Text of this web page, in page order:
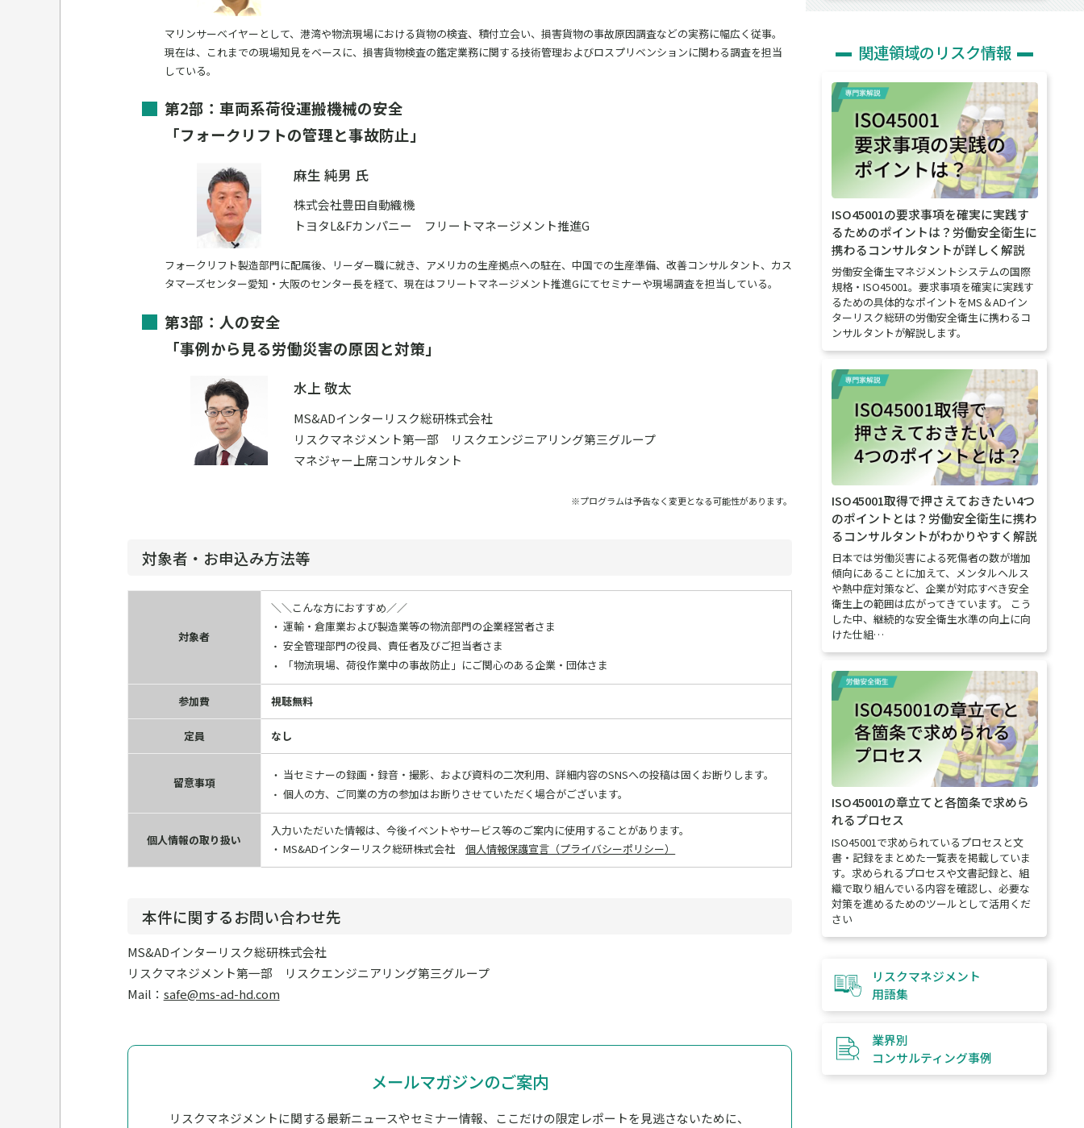
マリンサーベイヤーとして、港湾や物流現場における貨物の検査、積付立会い、損害貨物の事故原因調査などの実務に幅広く従事。
現在は、これまでの現場知見をベースに、損害貨物検査の鑑定業務に関する技術管理およびロスプリベンションに関わる調査を担当
している。
第2部：車両系荷役運搬機械の安全
「フォークリフトの管理と事故防止」
麻生 純男 氏
株式会社豊田自動織機
トヨタL&Fカンパニー フリートマネージメント推進G
フォークリフト製造部門に配属後、リーダー職に就き、アメリカの生産拠点への駐在、中国での生産準備、改善コンサルタント、カス
タマーズセンター愛知・大阪のセンター長を経て、現在はフリートマネージメント推進Gにてセミナーや現場調査を担当している。
第3部：人の安全
「事例から見る労働災害の原因と対策」
水上 敬太
MS&ADインターリスク総研株式会社
リスクマネジメント第一部
リスクエンジニアリング第三グループ
マネジャー上席コンサルタント
※プログラムは予告なく変更となる可能性があります。
対象者・お申込み方法等
対象者
＼＼こんな方におすすめ／／
運輸・倉庫業および製造業等の物流部門の企業経営者さま
安全管理部門の役員、責任者及びご担当者さま
「物流現場、荷役作業中の事故防止」にご関心のある企業・団体さま
参加費 視聴無料
定員 なし
留意事項
当セミナーの録画・録音・撮影、および資料の二次利用、詳細内容のSNSへの投稿は固くお断りします。
個人の方、ご同業の方の参加はお断りさせていただく場合がございます。
個人情報の取り扱い
入力いただいた情報は、今後イベントやサービス等のご案内に使用することがあります。
MS&ADインターリスク総研株式会社個人情報保護宣言（プライバシーポリシー）
本件に関するお問い合わせ先
MS&ADインターリスク総研株式会社
リスクマネジメント第一部
リスクエンジニアリング第三グループ
Mail： safe@ms-ad-hd.com
メールマガジンのご案内
リスクマネジメントに関する最新ニュースやセミナー情報、ここだけの限定レポートを見逃さないために、
関連領域のリスク情報
ISO45001の要求事項を確実に実践す
るためのポイントは？労働安全衛生に
携わるコンサルタントが詳しく解説
労働安全衛生マネジメントシステムの国際
規格・ISO45001。要求事項を確実に実践す
るための具体的なポイントをMS＆ADイン
ターリスク総研の労働安全衛生に携わるコ
ンサルタントが解説します。
ISO45001取得で押さえておきたい4つ
のポイントとは？労働安全衛生に携わ
るコンサルタントがわかりやすく解説
日本では労働災害による死傷者の数が増加
傾向にあることに加えて、メンタルヘルス
や熱中症対策など、企業が対応すべき安全
衛生上の範囲は広がってきています。 こう
した中、継続的な安全衛生水準の向上に向
けた仕組…
ISO45001の章立てと各箇条で求めら
れるプロセス
ISO45001で求められているプロセスと文
書・記録をまとめた一覧表を掲載していま
す。求められるプロセスや文書記録と、組
織で取り組んでいる内容を確認し、必要な
対策を進めるためのツールとして活用くだ
さい
リスクマネジメント
用語集
業界別
コンサルティング事例